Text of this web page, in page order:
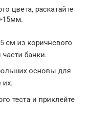
цвета, раскатайте
15мм.
см из коричневого
банки.
основы для
их.
теста и приклейте